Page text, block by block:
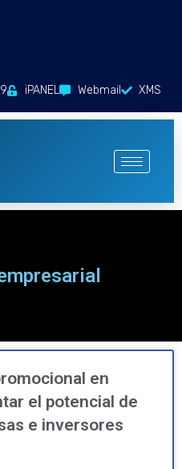
iPANEL Webmail XMS
en
el potencial de
e inversores